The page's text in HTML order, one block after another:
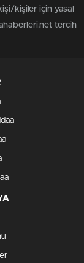
kişiler için yasal
tercih